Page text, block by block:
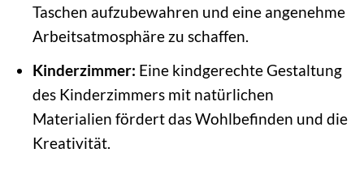
Taschen aufzubewahren und eine angenehme
Arbeitsatmosphäre zu schaffen.
Kinderzimmer: Eine kindgerechte Gestaltung
des Kinderzimmers mit natürlichen
Materialien fördert das Wohlbefinden und die
Kreativität.